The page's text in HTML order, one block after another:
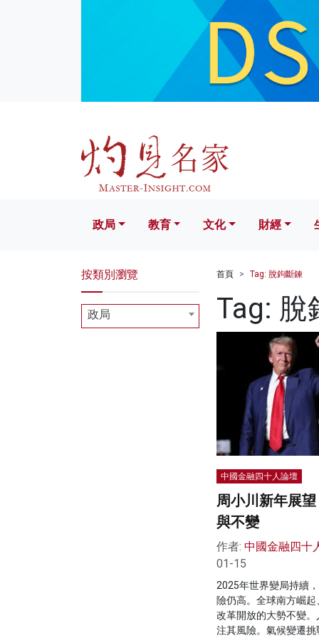
文化 財經 生活
政局 教育 文化 財經
首頁 Tag: 脫鉤斷鍊
Tag: 脫
中國金融四十人論壇
周小川新年展
與不變
作者: 中國金融四十
01-15
2025年世界變局持續
險仍高。全球南方崛
改革開放的大勢不變
注其風險。氣候變遷
按類別瀏覽
政局